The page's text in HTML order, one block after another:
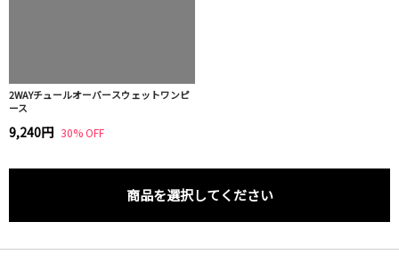
2WAYチュールオーバースウェットワンピ
ース
9,240円 30% OFF
商品を選択してください